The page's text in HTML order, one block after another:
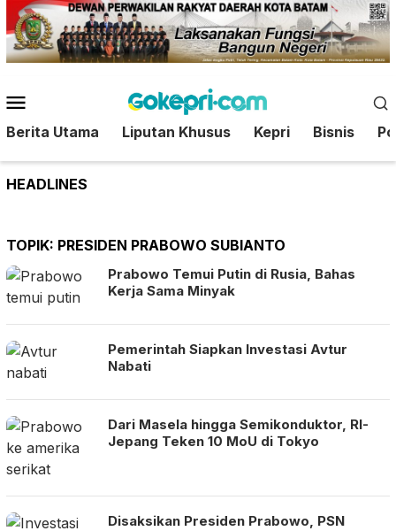
Loncat
ke
konten
Mobile
Berita Utama Liputan Khusus Kepri Bisnis
HEADLINES
TOPIK: PRESIDEN PRABOWO SUBIANTO
Prabowo Temui Putin di Rusia, Bahas
Kerja Sama Minyak
Pemerintah Siapkan Investasi Avtur
Nabati
Dari Masela hingga Semikonduktor, RI-
Jepang Teken 10 MoU di Tokyo
Disaksikan Presiden Prabowo, PSN